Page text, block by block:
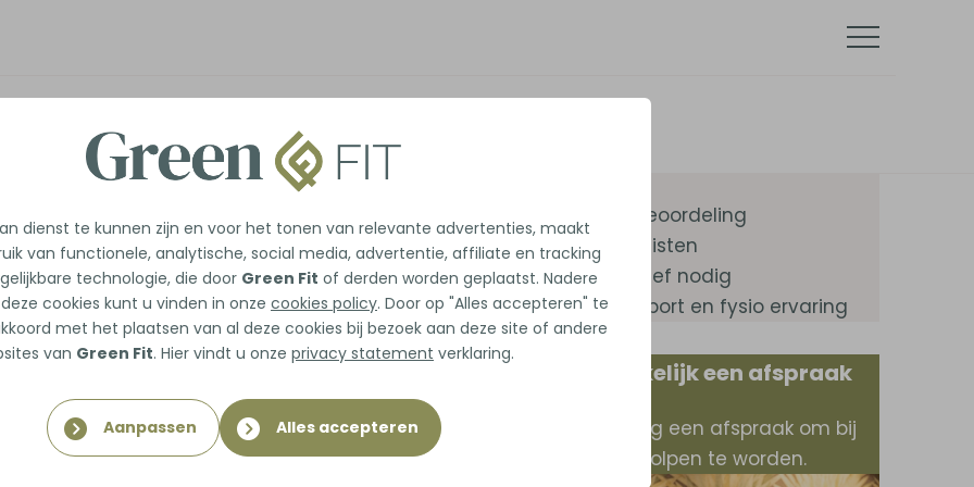
dienst te kunnen zijn en voor het tonen van relevante advertenties, maakt
van functionele, analytische, social media, advertentie, affiliate en tracking
technologie, die door Green Fit of derden worden geplaatst. Nadere
cookies kunt u vinden in onze cookies policy. Door op "Alles accepteren" te
met het plaatsen van al deze cookies bij bezoek aan deze site of andere
van Green Fit. Hier vindt u onze privacy statement verklaring.
Aanpassen Alles accepteren
maar van stilstand
Muiden, Weesp, Bussum, Huizen
“Wat kraakte daar?”
wakker als een stijve hark. Het gaat
aan zonder te gaan zitten. Dan blijkt de
doe je een warming-up voor je uit bed
Hoge klantenbeoordeling
Ervaren specialisten
Géén verwijsbrief nodig
30+ jaar aan sport en fysio ervaring
Snel en gemakkelijk een afspraak
Maak vandaag nog een afspraak om bij
jouw klachten geholpen te worden.